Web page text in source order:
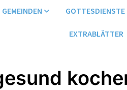
GEMEINDEN GOTTESDIENSTE
EXTRABLÄTTER